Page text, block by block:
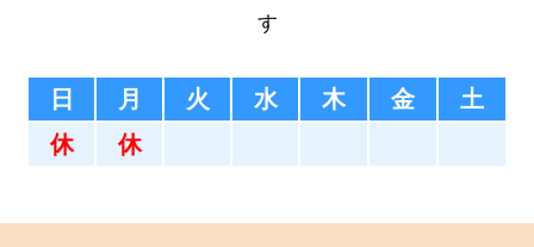
す
日 月 火 水 木 金
土
休
休